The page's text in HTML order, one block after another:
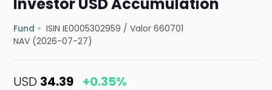
Fund ISIN IE0005302959 /Valor 660701
NAV (2026-07-27)
USD 34.39 +0.35%